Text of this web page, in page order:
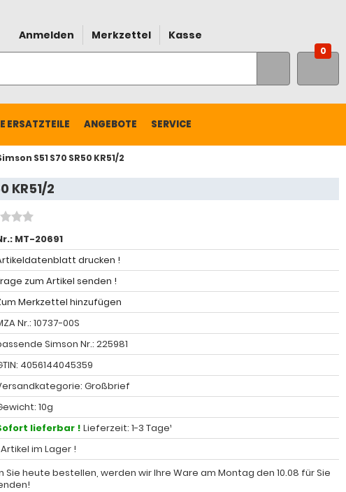
Anmelden Merkzettel Kasse
0
ERSATZTEILE ANGEBOTE SERVICE
S51 S70 SR50 KR51/2
KR51/2
MT-20691
drucken !
zum Artikel senden !
Merkzettel hinzufügen
Nr.: 10737-00S
Simson Nr.: 225981
4056144045359
Großbrief
10g
lieferbar ! Lieferzeit: 1-3 Tage¹
Artikel im Lager !
Sie heute bestellen, werden wir Ihre Ware am Montag den 10.08 für Sie